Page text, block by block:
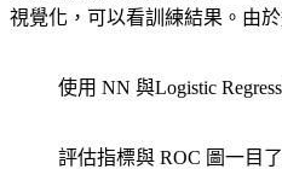
視覺化，可以看訓練結果。由
使用 NN 與Logistic
評估指標與 ROC 圖一目